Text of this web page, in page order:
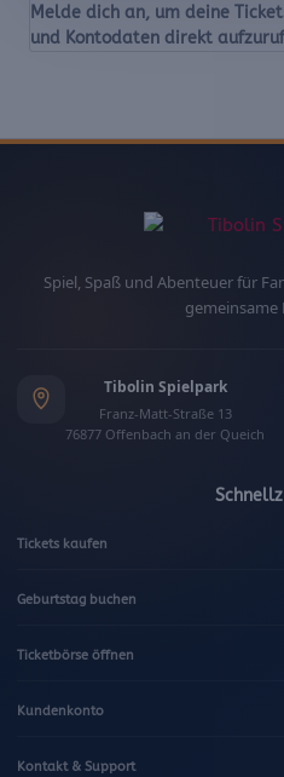
Spiel, Spaß und Abenteuer für
gemeinsame
Tibolin Spielpark
Franz-Matt-Straße 13
76877 Offenbach an der Queich
Tickets kaufen
Geburtstag buchen
Ticketbörse öffnen
Kundenkonto
Kontakt & Support